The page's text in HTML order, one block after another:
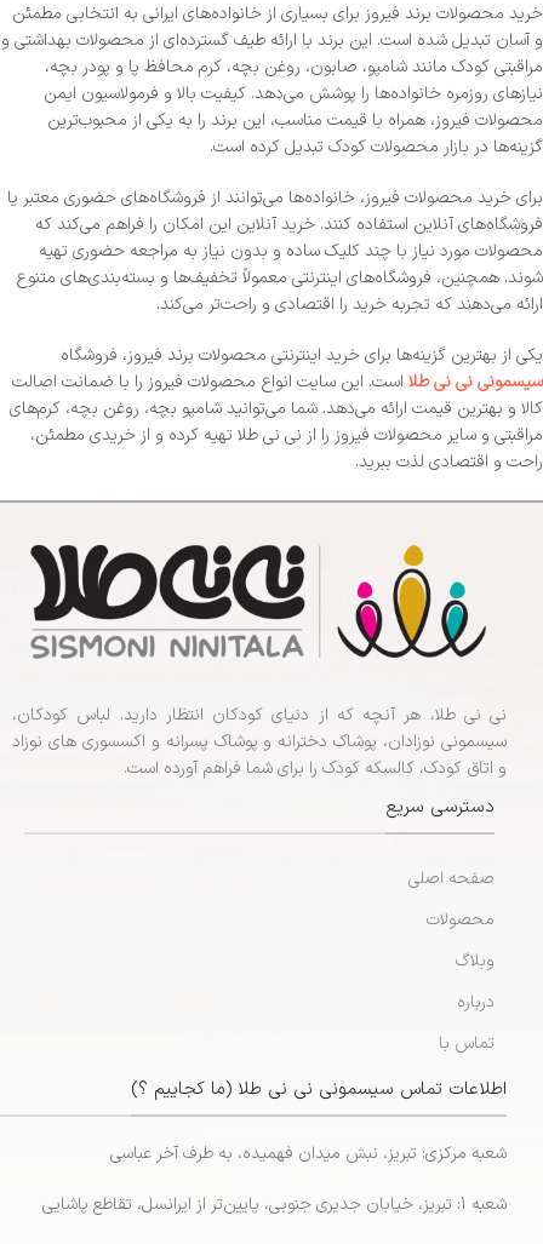
خرید محصولات برند فیروز برای بسیاری از خانواده‌های ایرانی به انتخابی مطمئن
و آسان تبدیل شده است. این برند با ارائه طیف گسترده‌ای از محصولات بهداشتی و
مراقبتی کودک مانند شامپو، صابون، روغن بچه، کرم محافظ پا و پودر بچه،
نیازهای روزمره خانواده‌ها را پوشش می‌دهد. کیفیت بالا و فرمولاسیون ایمن
محصولات فیروز، همراه با قیمت مناسب، این برند را به یکی از محبوب‌ترین
گزینه‌ها در بازار محصولات کودک تبدیل کرده است.
برای خرید محصولات فیروز، خانواده‌ها می‌توانند از فروشگاه‌های حضوری معتبر یا
فروشگاه‌های آنلاین استفاده کنند. خرید آنلاین این امکان را فراهم می‌کند که
محصولات مورد نیاز با چند کلیک ساده و بدون نیاز به مراجعه حضوری تهیه
شوند. همچنین، فروشگاه‌های اینترنتی معمولاً تخفیف‌ها و بسته‌بندی‌های متنوع
ارائه می‌دهند که تجربه خرید را اقتصادی و راحت‌تر می‌کند.
یکی از بهترین گزینه‌ها برای خرید اینترنتی محصولات برند فیروز، فروشگاه
سیسمونی نی نی طلا است. این سایت انواع محصولات فیروز را با ضمانت اصالت
کالا و بهترین قیمت ارائه می‌دهد. شما می‌توانید شامپو بچه، روغن بچه، کرم‌های
مراقبتی و سایر محصولات فیروز را از نی نی طلا تهیه کرده و از خریدی مطمئن،
راحت و اقتصادی لذت ببرید.
نی نی طلا، هر آنچه که از دنیای کودکان انتظار دارید. لباس کودکان،
سیسمونی نوزادان، پوشاک دخترانه و پوشاک پسرانه و اکسسوری های نوزاد
و اتاق کودک، کالسکه کودک را برای شما فراهم آورده است.
دسترسی سریع
صفحه اصلی
محصولات
وبلاگ
درباره
تماس با
اطلاعات تماس سیسمونی نی نی طلا (ما کجاییم ؟)
شعبه مرکزی: تبریز، نبش میدان فهمیده، به طرف آخر عباسی
شعبه 1: تبریز، خیابان جدیری جنوبی، پایین‌تر از ایرانسل، تقاطع پاشایی